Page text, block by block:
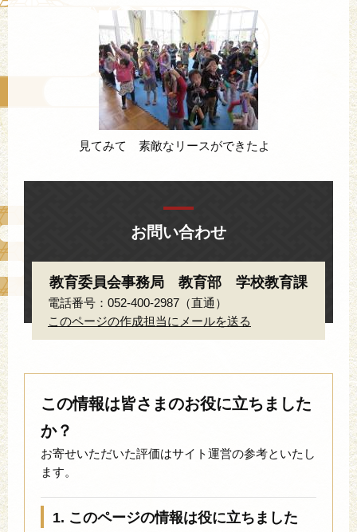
見てみて 素敵なリースができたよ
お問い合わせ
教育委員会事務局 教育部 学校教育課
電話番号：052-400-2987（直通）
このページの作成担当にメールを送る
この情報は皆さまのお役に立ちました
か？
お寄せいただいた評価はサイト運営の参考といたし
ます。
1. このページの情報は役に立ちました